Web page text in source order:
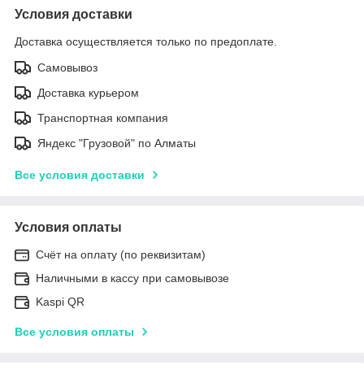
Условия доставки
Доставка осуществляется только по предоплате.
Самовывоз
Доставка курьером
Транспортная компания
Яндекс "Грузовой" по Алматы
Все условия доставки
Условия оплаты
Счёт на оплату (по реквизитам)
Наличными в кассу при самовывозе
Kaspi QR
Все условия оплаты